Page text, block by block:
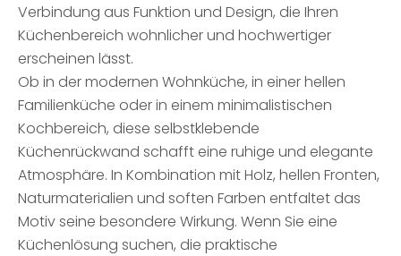
Verbindung aus Funktion und Design, die Ihren
Küchenbereich wohnlicher und hochwertiger
erscheinen lässt.
Ob in der modernen Wohnküche, in einer hellen
Familienküche oder in einem minimalistischen
Kochbereich, diese selbstklebende
Küchenrückwand schafft eine ruhige und elegante
Atmosphäre. In Kombination mit Holz, hellen Fronten,
Naturmaterialien und soften Farben entfaltet das
Motiv seine besondere Wirkung. Wenn Sie eine
Küchenlösung suchen, die praktische